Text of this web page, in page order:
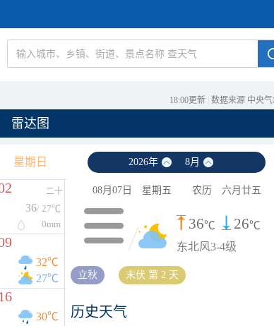
18:00更新 数据来源 中央气
雷达图
星期日
二十
36/ 27℃
0mm
32℃
27℃
16
30℃
2026年 8月
08月07日 星期五 农历 六月廿五
36℃ 26℃
东北风3-4级
立秋 末伏 第 2 天
历史天气